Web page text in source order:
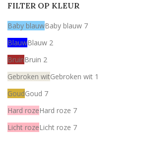
FILTER OP KLEUR
Baby blauwBaby blauw 7
BlauwBlauw 2
BruinBruin 2
Gebroken witGebroken wit 1
GoudGoud 7
Hard rozeHard roze 7
Licht rozeLicht roze 7